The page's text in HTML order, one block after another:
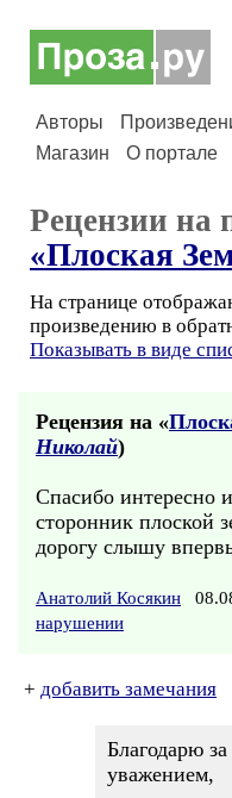
Авторы
Магазин
О портале
Рецензии на
«Плоская
На странице
произведению в
Показывать в виде
Рецензия на «
Николай)
Спасибо интересно
сторонник плоской
дорогу слышу
Анатолий Косякин
нарушении
+ добавить замечания
Благодарю
уважением,